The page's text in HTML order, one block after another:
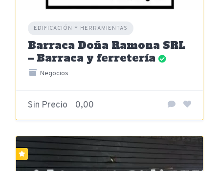
EDIFICACIÓN Y HERRAMIENTAS
Barraca Doña Ramona SRL
– Barraca y ferretería
Negocios
Sin Precio 0,00